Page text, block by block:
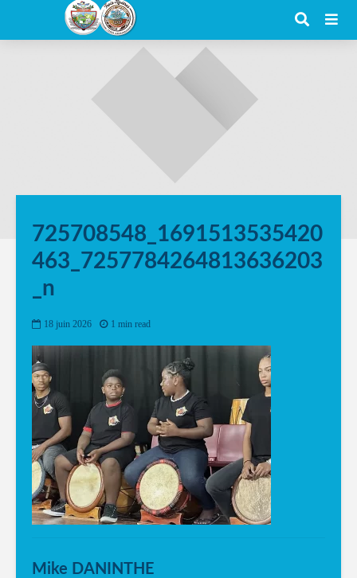
725708548_1691513535420
463_7257784264813636203
_n
18 juin 2026 1 min read
Mike DANINTHE